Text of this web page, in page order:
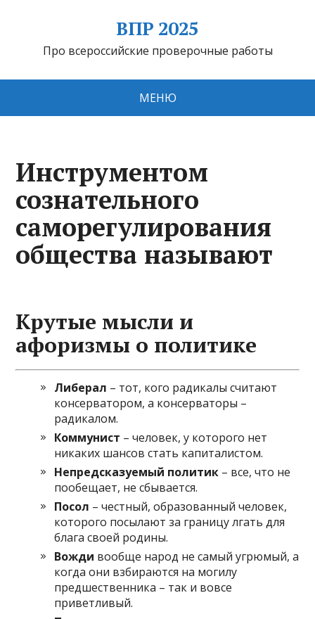
ВПР 2025
Про всероссийские проверочные работы
МЕНЮ
Инструментом
сознательного
саморегулирования
общества называют
Крутые мысли и
афоризмы о политике
Либерал – тот, кого радикалы считают
консерватором, а консерваторы –
радикалом.
Коммунист – человек, у которого нет
никаких шансов стать капиталистом.
Непредсказуемый политик – все, что не
пообещает, не сбывается.
Посол – честный, образованный человек,
которого посылают за границу лгать для
блага своей родины.
Вожди вообще народ не самый угрюмый, а
когда они взбираются на могилу
предшественника – так и вовсе
приветливый.